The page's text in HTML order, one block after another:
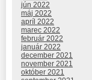
jún 2022
máj 2022
apríl 2022
marec 2022
február 2022
január 2022
december 2021
november 2021
október 2021